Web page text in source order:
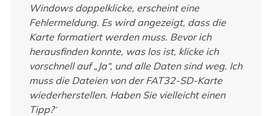
Windows doppelklicke, erscheint eine
Fehlermeldung. Es wird angezeigt, dass die
Karte formatiert werden muss. Bevor ich
herausfinden konnte, was los ist, klicke ich
vorschnell auf „Ja“, und alle Daten sind weg. Ich
muss die Dateien von der FAT32-SD-Karte
wiederherstellen. Haben Sie vielleicht einen
Tipp?“